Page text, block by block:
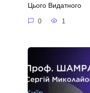
Цього Видатного
0 1